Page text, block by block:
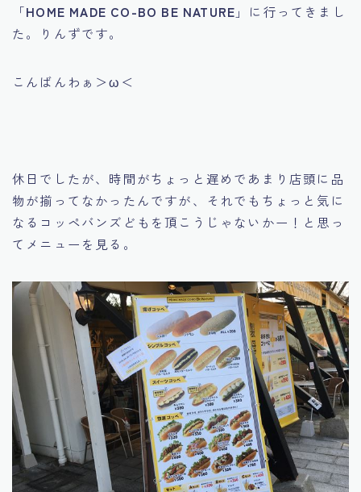
「HOME MADE CO-BO BE NATURE 」に行ってきまし
た。りんずです。
こんばんわぁ＞ω＜
休日でしたが、時間がちょっと遅めであまり店頭に品
物が揃ってなかったんですが、それでもちょっと気に
なるコッペバンズどもを頂こうじゃないかー！と思っ
てメニューを見る。